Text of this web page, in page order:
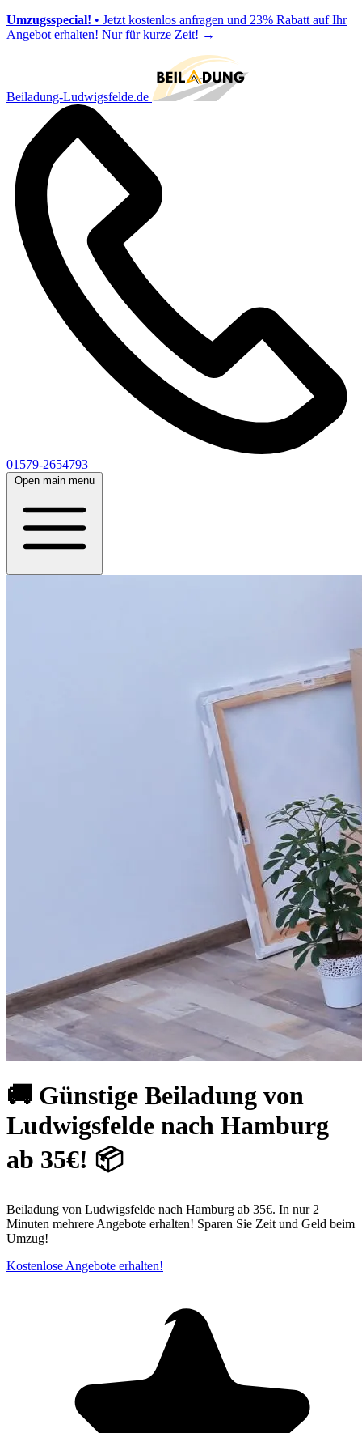
Umzugsspecial! • Jetzt kostenlos anfragen und 23% Rabatt auf Ihr
Angebot erhalten! Nur für kurze Zeit! →
Beiladung-Ludwigsfelde.de
01579-2654793
Open main menu
🚚 Günstige Beiladung von
Ludwigsfelde nach Hamburg
ab 35€! 📦
Beiladung von Ludwigsfelde nach Hamburg ab 35€. In nur 2
Minuten mehrere Angebote erhalten! Sparen Sie Zeit und Geld beim
Umzug!
Kostenlose Angebote erhalten!